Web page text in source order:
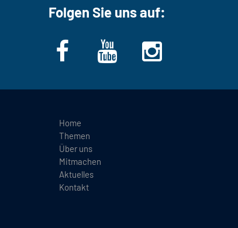
Folgen Sie uns auf:
Home
Themen
Über uns
Mitmachen
Aktuelles
Kontakt